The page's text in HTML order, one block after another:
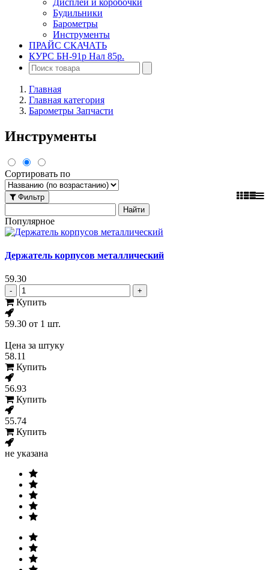
Дисплеи и коробочки
Будильники
Барометры
Инструменты
ПРАЙС СКАЧАТЬ
КУРС БН-91р Нал 85р.
Главная
Главная категория
Барометры Запчасти
Инструменты
Сортировать по
Фильтр
Популярное
Держатель корпусов металлический
59.30
- +
Купить
59.30 от 1 шт.
Цена за штуку
58.11
Купить
56.93
Купить
55.74
Купить
не указана